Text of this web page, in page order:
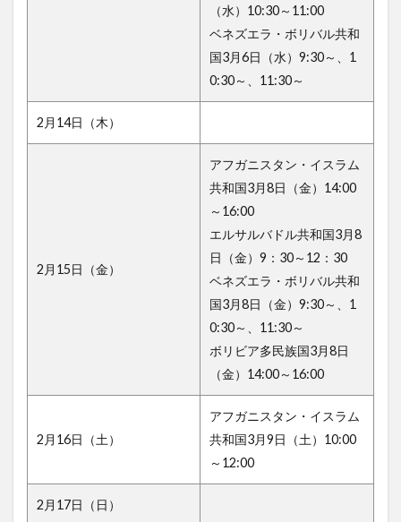
（水）10:30～11:00
ベネズエラ・ボリバル共和
国3月6日（水）9:30～、1
0:30～、11:30～
2月14日（木）
2月15日（金）
アフガニスタン・イスラム
共和国3月8日（金）14:00
～16:00
エルサルバドル共和国3月8
日（金）9：30～12：30
ベネズエラ・ボリバル共和
国3月8日（金）9:30～、1
0:30～、11:30～
ボリビア多民族国3月8日
（金）14:00～16:00
2月16日（土）
アフガニスタン・イスラム
共和国3月9日（土）10:00
～12:00
2月17日（日）